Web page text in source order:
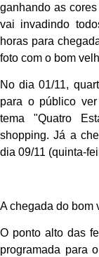
ganhando as
vai invadindo
horas para
foto com o bom
No dia 01/11,
para o público
tema "Quatro
shopping. Já a
dia 09/11 (quinta-
A chegada do bom
O ponto alto das
programada para